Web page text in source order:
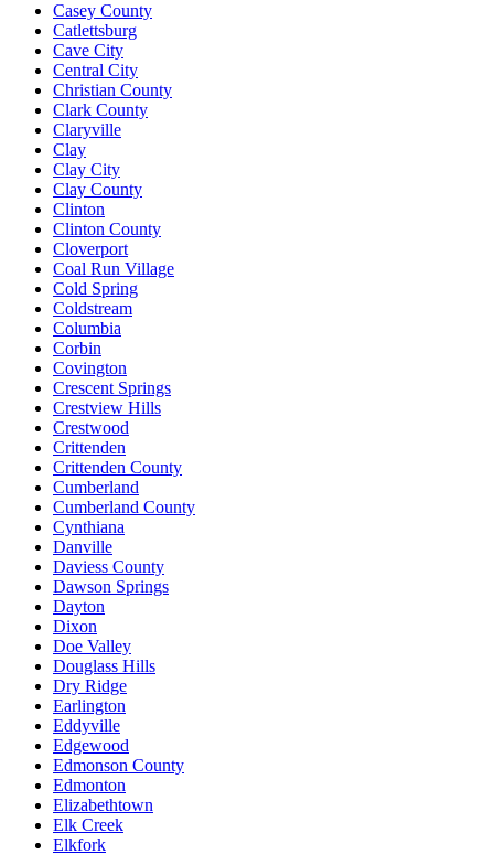
Casey County
Catlettsburg
Cave City
Central City
Christian County
Clark County
Claryville
Clay
Clay City
Clay County
Clinton
Clinton County
Cloverport
Coal Run Village
Cold Spring
Coldstream
Columbia
Corbin
Covington
Crescent Springs
Crestview Hills
Crestwood
Crittenden
Crittenden County
Cumberland
Cumberland County
Cynthiana
Danville
Daviess County
Dawson Springs
Dayton
Dixon
Doe Valley
Douglass Hills
Dry Ridge
Earlington
Eddyville
Edgewood
Edmonson County
Edmonton
Elizabethtown
Elk Creek
Elkfork